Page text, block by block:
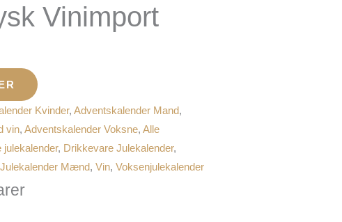
Vinimport
Kvinder,Adventskalender Mand,
vin,Adventskalender Voksne,Alle
julekalender, Drikkevare Julekalender,
Julekalender Mænd,Vin,Voksenjulekalender